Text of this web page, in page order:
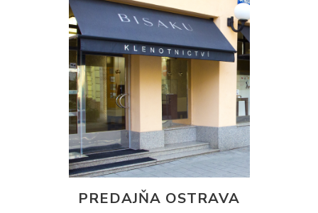
PREDAJŇA OSTRAVA